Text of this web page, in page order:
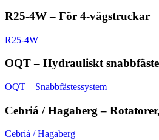
R25-4W – För 4-vägstruckar
R25-4W
OQT – Hydrauliskt
OQT – Snabbfästessystem
Cebriá / Hagaberg –
Cebriá / Hagaberg